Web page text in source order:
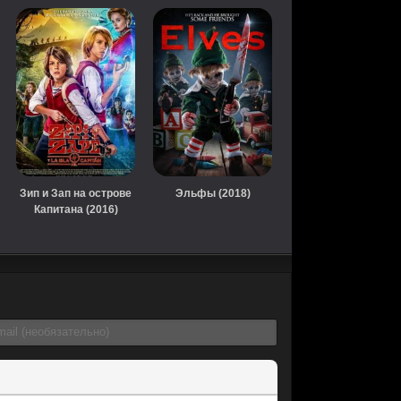
Зип и Зап на острове
Капитана (2016)
Эльфы (2018)